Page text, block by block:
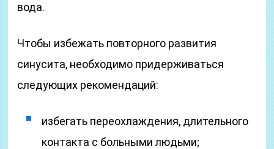
вода.
Чтобы избежать повторного развития
синусита, необходимо придерживаться
следующих рекомендаций:
избегать переохлаждения, длительного
контакта с больными людьми;